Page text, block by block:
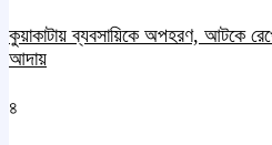
কুয়াকাটায় ব্যবসায়িকে অপহরণ, আটকে
আদায়
৪